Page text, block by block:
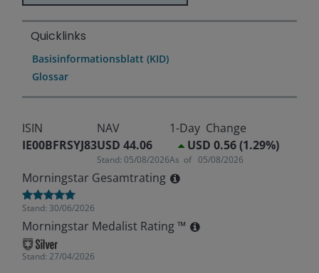
Quicklinks
Basisinformationsblatt (KID)
Glossar
ISIN
IE00BFRSYJ83
NAV
USD 44.06
Stand: 05/08/2026
1-Day Change
USD 0.56 (1.29%)
As of 05/08/2026
Morningstar Gesamtrating
Stand: 30/06/2026
Morningstar Medalist Rating ™
Stand: 27/04/2026